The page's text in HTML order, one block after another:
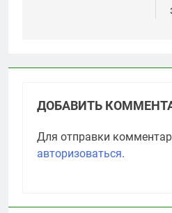
ДОБАВИТЬ
Для отправки
авторизоваться.